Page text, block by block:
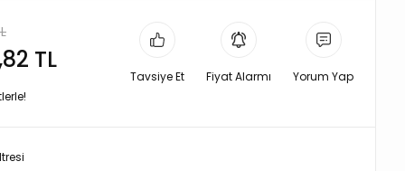
TL
Tavsiye Et Fiyat Alarmı Yorum Yap